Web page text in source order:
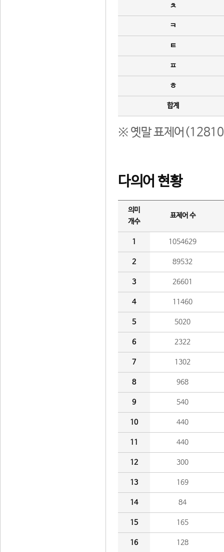
ㅊ
ㅋ
ㅌ
ㅍ
ㅎ
합계
※ 옛말 표제어(12810
다의어 현황
의미
개수
표제어 수
1 1054629
2 89532
3 26601
4 11460
5 5020
6 2322
7 1302
8 968
9 540
10 440
11 440
12 300
13 169
14 84
15 165
16 128